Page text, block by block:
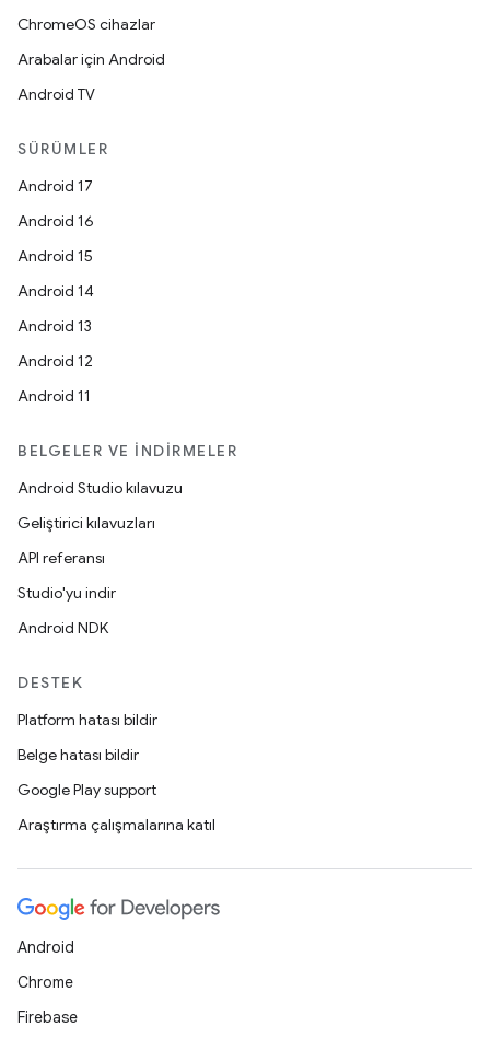
ChromeOS cihazlar
Arabalar için Android
Android TV
SÜRÜMLER
Android 17
Android 16
Android 15
Android 14
Android 13
Android 12
Android 11
BELGELER VE İNDIRMELER
Android Studio kılavuzu
Geliştirici kılavuzları
API referansı
Studio'yu indir
Android NDK
DESTEK
Platform hatası bildir
Belge hatası bildir
Google Play support
Araştırma çalışmalarına katıl
Android
Chrome
Firebase